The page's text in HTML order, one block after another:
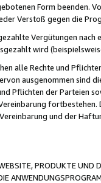
Form beenden.
Verstoß gegen die
Vergütungen
wird
alle Rechte und
ausgenommen sind
Pflichten der Parteien
und der
PRODUKTE UND